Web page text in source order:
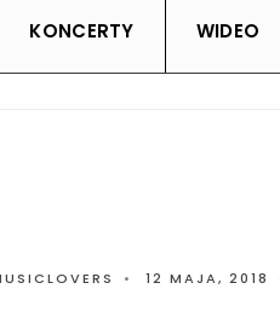
KONCERTY WIDEO
• 12 MAJA, 2018